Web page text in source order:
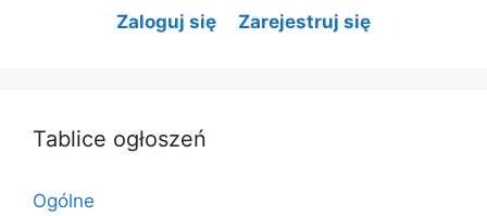
Zaloguj się Zarejestruj się
Tablice ogłoszeń
Ogólne